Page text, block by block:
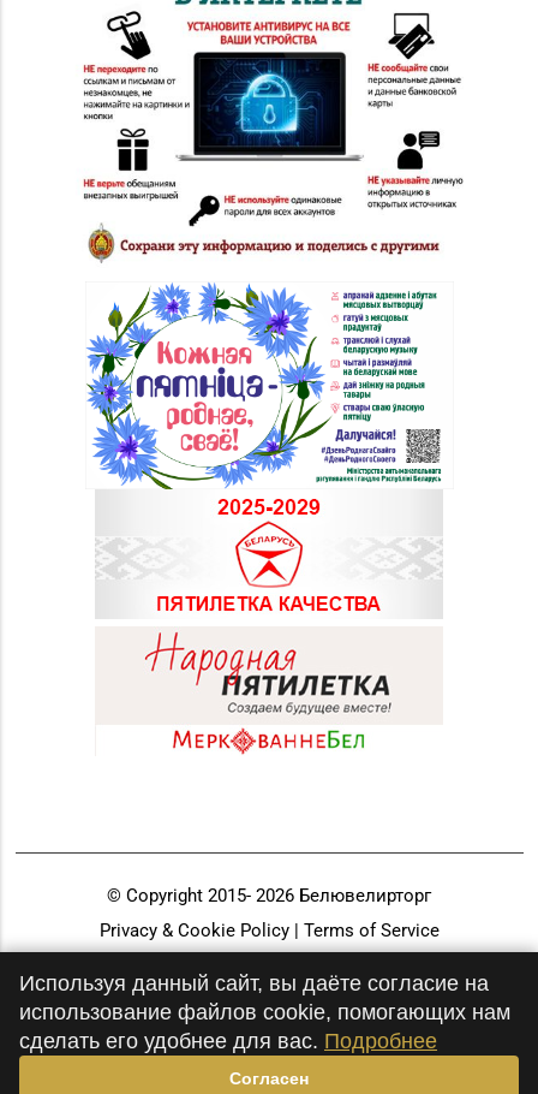
© Copyright 2015- 2026 Белювелирторг
Privacy & Cookie Policy | Terms of Service
Используя данный сайт, вы даёте согласие на
использование файлов cookie, помогающих нам
сделать его удобнее для вас. Подробнее
Согласен